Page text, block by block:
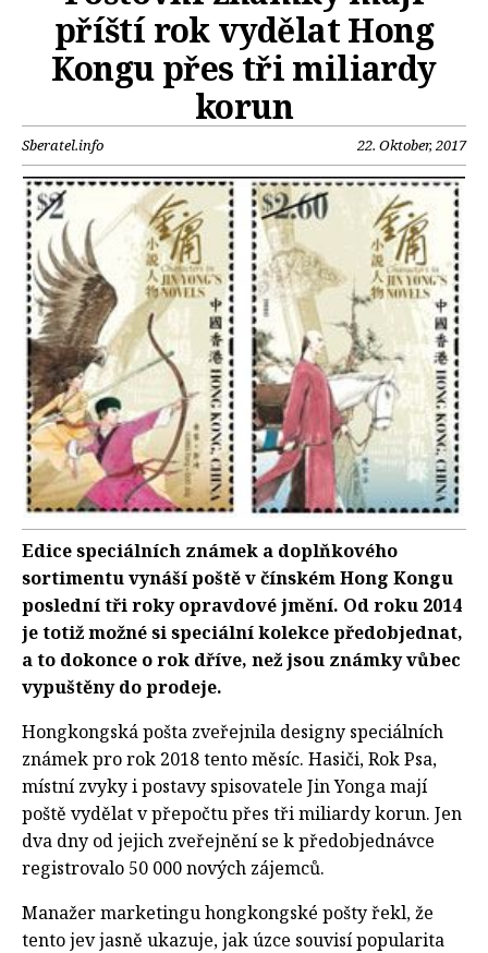
příští rok vydělat Hong
Kongu přes tři miliardy
korun
Sberatel.info 22. Oktober, 2017
Edice speciálních známek a doplňkového
sortimentu vynáší poště v čínském Hong Kongu
poslední tři roky opravdové jmění. Od roku 2014
je totiž možné si speciální kolekce předobjednat,
a to dokonce o rok dříve, než jsou známky vůbec
vypuštěny do prodeje.
Hongkongská pošta zveřejnila designy speciálních
známek pro rok 2018 tento měsíc. Hasiči, Rok Psa,
místní zvyky i postavy spisovatele Jin Yonga mají
poště vydělat v přepočtu přes tři miliardy korun. Jen
dva dny od jejich zveřejnění se k předobjednávce
registrovalo 50 000 nových zájemců.
Manažer marketingu hongkongské pošty řekl, že
tento jev jasně ukazuje, jak úzce souvisí popularita